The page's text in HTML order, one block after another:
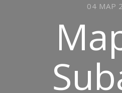
04 МАР